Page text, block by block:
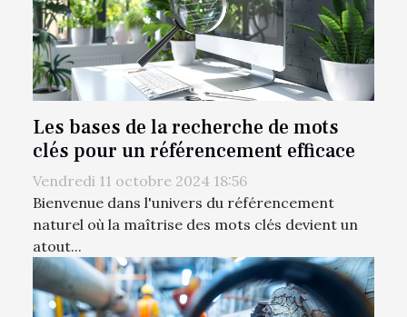
Les bases de la recherche de mots
clés pour un référencement efficace
Vendredi 11 octobre 2024 18:56
Bienvenue dans l'univers du référencement
naturel où la maîtrise des mots clés devient un
atout...